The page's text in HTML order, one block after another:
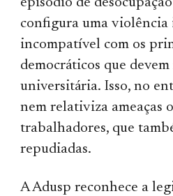
episódio de
configura uma
incompatível com os
democráticos que
universitária. Isso, no
nem relativiza ameaças
trabalhadores, que
repudiadas.
A Adusp reconhece a